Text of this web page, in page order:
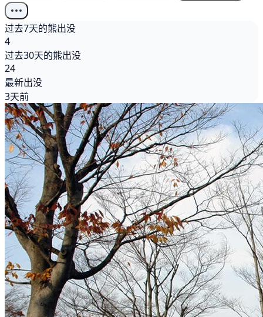
过去7天的熊出没
4
过去30天的熊出没
24
最新出没
3天前